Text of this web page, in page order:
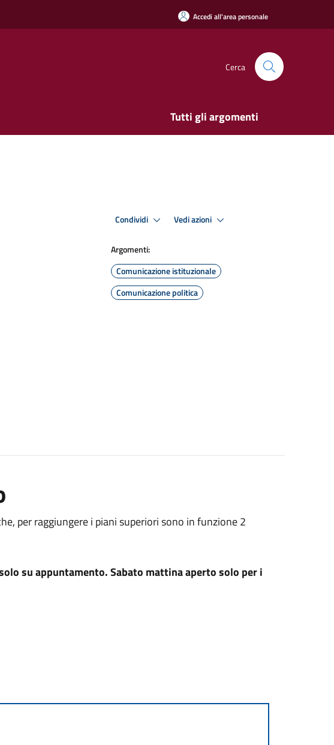
Accedi all'area personale
Cerca
Tutti gli argomenti
Condividi Vedi azioni
Argomenti:
Comunicazione istituzionale
Comunicazione politica
per raggiungere i piani superiori sono in funzione 2
su appuntamento. Sabato mattina aperto solo per i